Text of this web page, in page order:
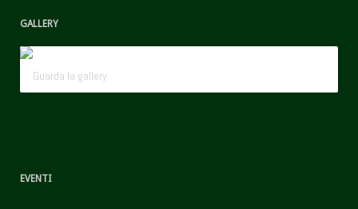
GALLERY
Guarda la gallery
EVENTI